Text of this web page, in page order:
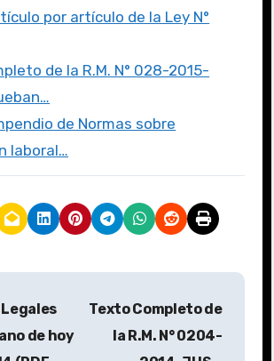
por artículo de la Ley N°
de la R.M. N° 028-2015-
de Normas sobre
laboral…
de hoy
Texto Completo de
la R.M. N° 0204-